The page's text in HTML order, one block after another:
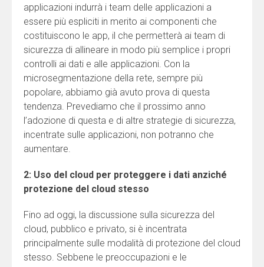
applicazioni indurrà i team delle applicazioni a
essere più espliciti in merito ai componenti che
costituiscono le app, il che permetterà ai team di
sicurezza di allineare in modo più semplice i propri
controlli ai dati e alle applicazioni. Con la
microsegmentazione della rete, sempre più
popolare, abbiamo già avuto prova di questa
tendenza. Prevediamo che il prossimo anno
l’adozione di questa e di altre strategie di sicurezza,
incentrate sulle applicazioni, non potranno che
aumentare.
2: Uso del cloud per proteggere i dati anziché
protezione del cloud stesso
Fino ad oggi, la discussione sulla sicurezza del
cloud, pubblico e privato, si è incentrata
principalmente sulle modalità di protezione del cloud
stesso. Sebbene le preoccupazioni e le